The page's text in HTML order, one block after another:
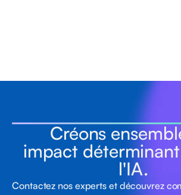
Créons
impact
l'IA.
Contactez nos experts et découvrez